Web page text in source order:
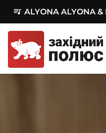
queue_music ALYONA ALYONA &